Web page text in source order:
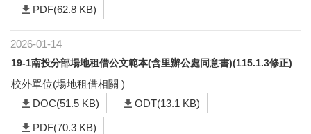
PDF(62.8 KB)
2026-01-14
19-1南投分部場地租借公文範本(含里辦公處同意書)(115.1.3修正)
校外單位(場地租借相關 )
DOC(51.5 KB)
ODT(13.1 KB)
PDF(70.3 KB)